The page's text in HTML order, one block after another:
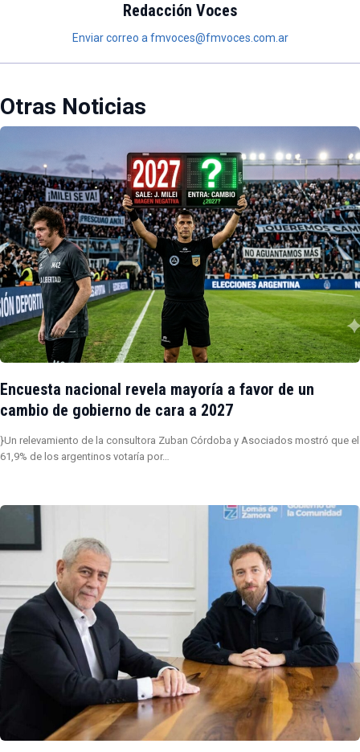
Redacción Voces
Enviar correo a fmvoces@fmvoces.com.ar
Otras Noticias
Encuesta nacional revela mayoría a favor de un
cambio de gobierno de cara a 2027
}Un relevamiento de la consultora Zuban Córdoba y Asociados mostró que el
61,9% de los argentinos votaría por…